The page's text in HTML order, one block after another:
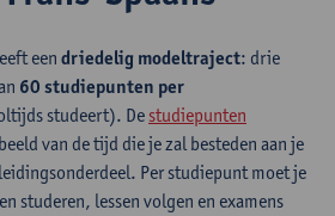
een driedelig modeltraject: drie
60 studiepunten per
studeert). De studiepunten
van de tijd die je zal besteden aan je
Per studiepunt moet je
studeren, lessen volgen en examens